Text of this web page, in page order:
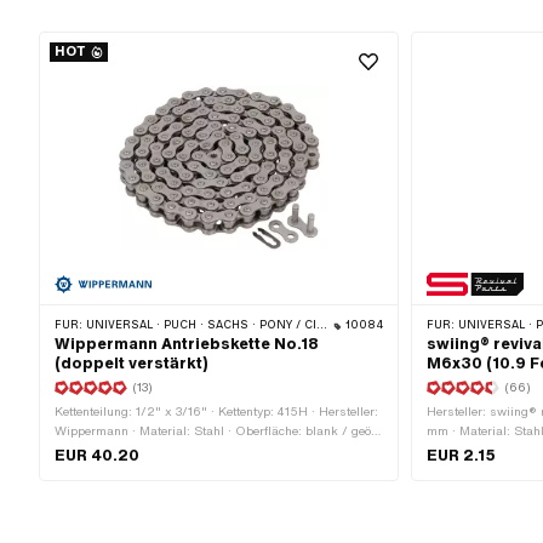
HOT
FÜR: UNIVERSAL · PUCH · SACHS · PONY / CILO (BETA 521 & 512) · ZÜNDAPP BELMONDO · TOMOS · BYE BIKE · CILO 10084
Wippermann Antriebskette No.18
(doppelt verstärkt)
(13)
Kettenteilung: 1/2" x 3/16" · Kettentyp: 415H · Hersteller:
Wippermann · Material: Stahl · Oberfläche: blank / geölt
· Anzahl Kettenglieder: 114 Stk. · Farbe: grau ·
EUR 40.20
FÜR: UNIVERSAL · PUCH · SACHS ·
swiing®
M6x30 (10.9
(66)
Hersteller: swiing®
mm · Material:
Gewindelänge: 12
EUR 2.15